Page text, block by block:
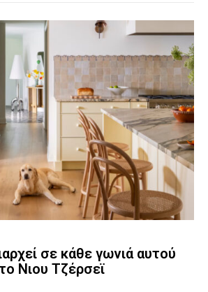
σε κάθε γωνιά αυτού
Νιου Τζέρσεϊ